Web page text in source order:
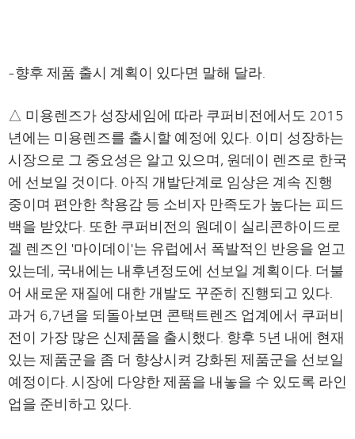
-향후 제품 출시 계획이 있다면 말해 달라.
△ 미용렌즈가 성장세임에 따라쿠퍼비전에서도 2015
년에는 미용렌즈를 출시할 예정에 있다. 이미 성장하는
시장으로 그 중요성은 알고 있으며, 원데이 렌즈로 한국
에 선보일 것이다. 아직 개발단계로 임상은 계속 진행
중이며 편안한 착용감 등 소비자 만족도가 높다는 피드
백을 받았다. 또한쿠퍼비전의 원데이 실리콘하이드로
겔 렌즈인 '마이데이'는 유럽에서 폭발적인 반응을 얻고
있는데, 국내에는 내후년정도에 선보일 계획이다. 더불
어 새로운 재질에 대한 개발도 꾸준히 진행되고 있다.
과거 6,7년을 되돌아보면 콘택트렌즈 업계에서 쿠퍼비
전이 가장 많은 신제품을 출시했다. 향후 5년 내에 현재
있는 제품군을 좀 더 향상시켜 강화된 제품군을 선보일
예정이다. 시장에 다양한 제품을 내놓을 수 있도록 라인
업을 준비하고 있다.